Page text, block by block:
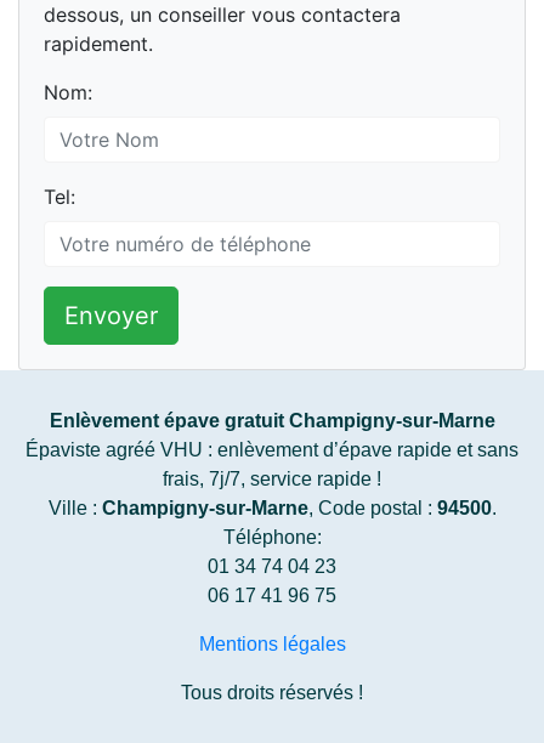
dessous, un conseiller vous contactera
rapidement.
Nom:
Tel:
Envoyer
Enlèvement épave gratuit Champigny-sur-Marne
Épaviste agréé VHU : enlèvement d’épave rapide et sans
frais, 7j/7, service rapide !
Ville : Champigny-sur-Marne, Code postal : 94500.
Téléphone:
01 34 74 04 23
06 17 41 96 75
Mentions légales
Tous droits réservés !